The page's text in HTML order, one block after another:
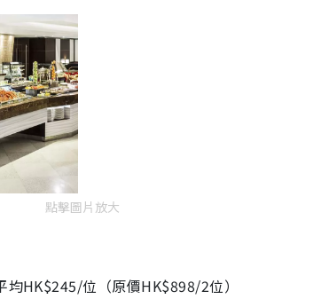
點擊圖片放大
HK$245/位（原價HK$898/2位）